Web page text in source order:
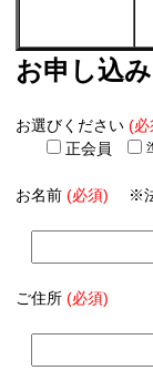
お申し込み
お選びください(必
正会員
お名前(必須) ※法
ご住所(必須)